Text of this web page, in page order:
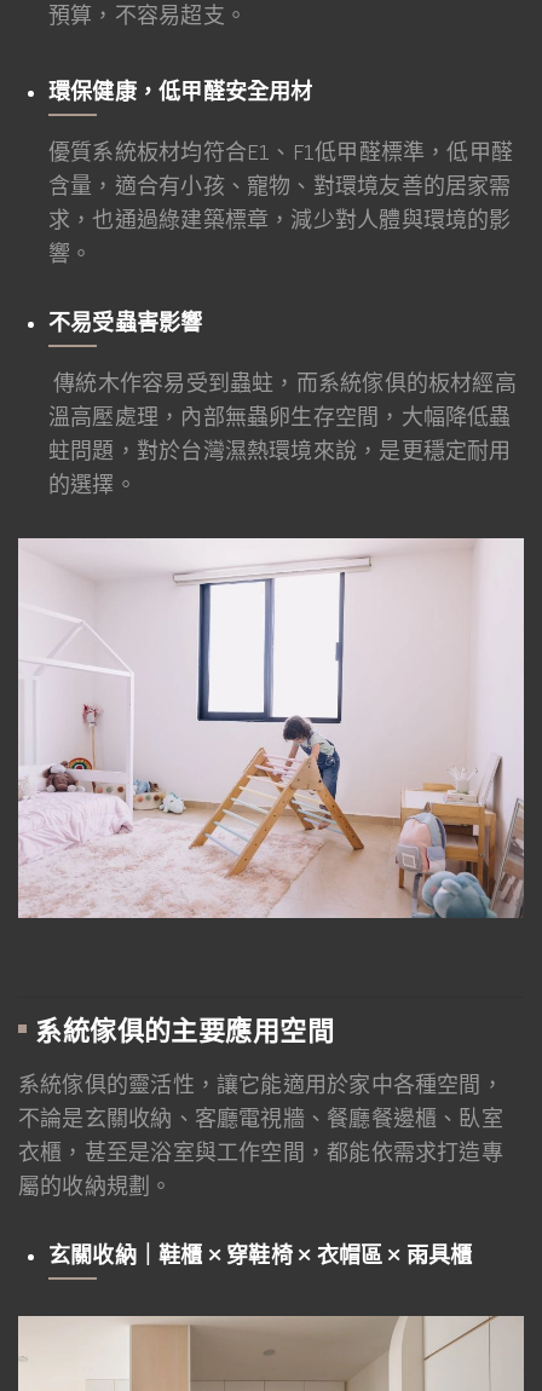
預算，不容易超支。
環保健康，低甲醛安全用材
優質系統板材均符合E1、F1低甲醛標準，低甲醛
含量，適合有小孩、寵物、對環境友善的居家需
求，也通過綠建築標章，減少對人體與環境的影
響。
不易受蟲害影響
傳統木作容易受到蟲蛀，而系統傢俱的板材經高
溫高壓處理，內部無蟲卵生存空間，大幅降低蟲
蛀問題，對於台灣濕熱環境來說，是更穩定耐用
的選擇。
系統傢俱的主要應用空間
系統傢俱的靈活性，讓它能適用於家中各種空間，
不論是玄關收納、客廳電視牆、餐廳餐邊櫃、臥室
衣櫃，甚至是浴室與工作空間，都能依需求打造專
屬的收納規劃。
玄關收納｜鞋櫃 × 穿鞋椅 × 衣帽區 × 雨具櫃